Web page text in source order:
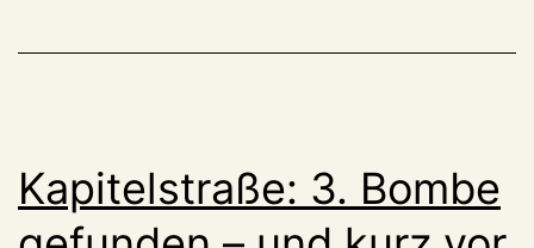
Kapitelstraße: 3. Bombe